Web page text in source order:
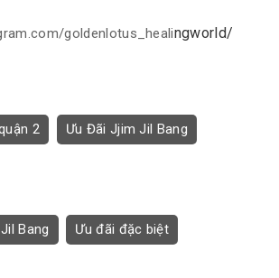
goldenlotus_healingworld/
2 Ưu Đãi Jjim Jil Bang
Bang Ưu đãi đặc biệt